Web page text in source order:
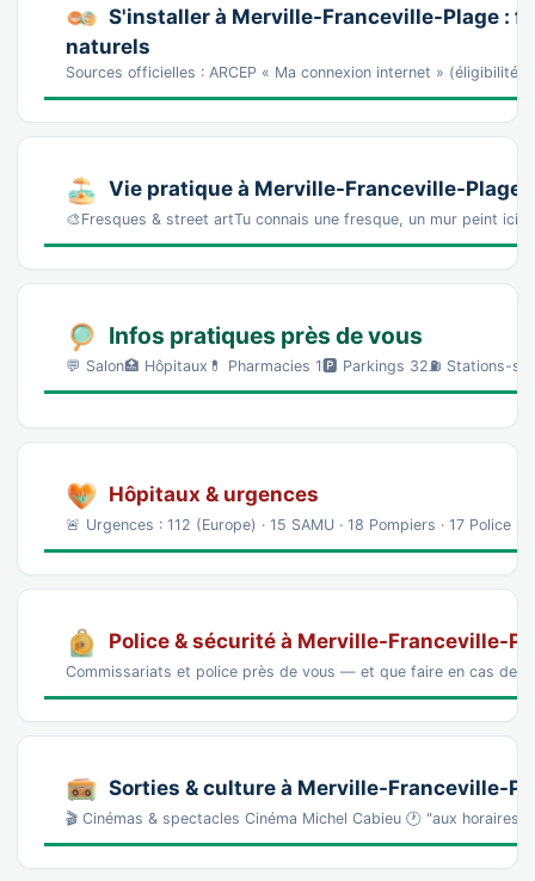
S'installer à Merville-Franceville-Plage :
naturels
Sources officielles : ARCEP « Ma connexion internet » (éligibilité
Vie pratique à Merville-Franceville-Plage
🎨Fresques & street artTu connais une fresque, un mur peint ici
Infos pratiques près de vous
💬 Salon🏥 Hôpitaux💊 Pharmacies 1🅿️ Parkings 32⛽ Stations-
Hôpitaux & urgences
🚨 Urgences : 112 (Europe) · 15 SAMU · 18 Pompiers · 17 Police
Police & sécurité à Merville-Franceville-
Commissariats et police près de vous — et que faire en cas de
Sorties & culture à Merville-Franceville-
🎬 Cinémas & spectacles Cinéma Michel Cabieu 🕐 "aux horaires